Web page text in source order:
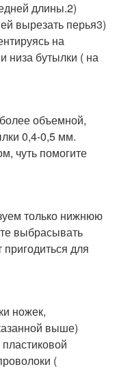
длины.2)
вырезать перья3)
на
низа бутылки ( на
объемной,
0,4-0,5 мм.
чуть помогите
только нижнюю
выбрасывать
для
ножек,
выше)
(